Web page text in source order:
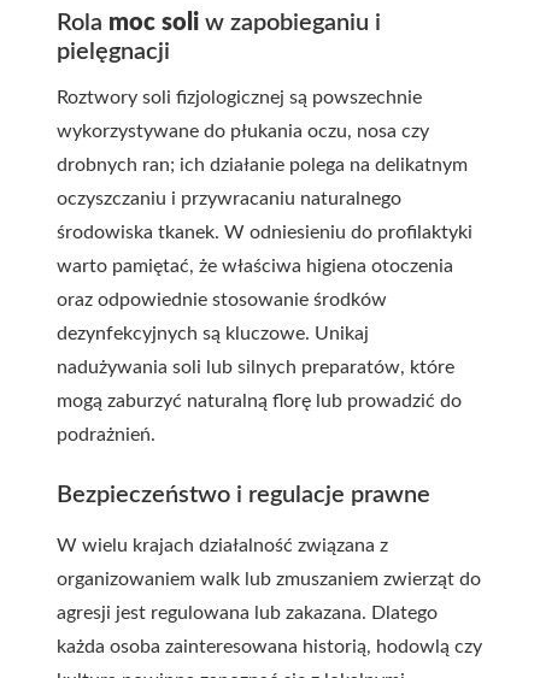
Rola moc soli w zapobieganiu i
pielęgnacji
Roztwory soli fizjologicznej są powszechnie
wykorzystywane do płukania oczu, nosa czy
drobnych ran; ich działanie polega na delikatnym
oczyszczaniu i przywracaniu naturalnego
środowiska tkanek. W odniesieniu do profilaktyki
warto pamiętać, że właściwa higiena otoczenia
oraz odpowiednie stosowanie środków
dezynfekcyjnych są kluczowe. Unikaj
nadużywania soli lub silnych preparatów, które
mogą zaburzyć naturalną florę lub prowadzić do
podrażnień.
Bezpieczeństwo i regulacje prawne
W wielu krajach działalność związana z
organizowaniem walk lub zmuszaniem zwierząt do
agresji jest regulowana lub zakazana. Dlatego
każda osoba zainteresowana historią, hodowlą czy